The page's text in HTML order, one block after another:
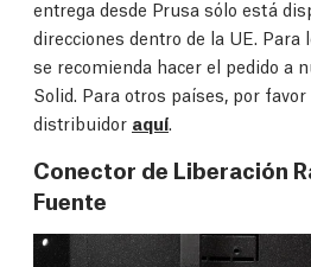
entrega desde Prusa sólo está
direcciones dentro de la UE. Para
se recomienda hacer el pedido a
Solid. Para otros países, por
distribuidor aquí
Conector de Liberación
Fuente